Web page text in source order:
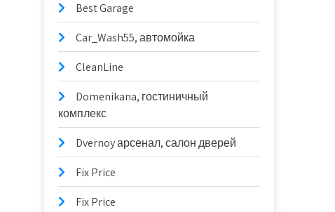
Best Garage
Car_Wash55, автомойка
CleanLine
Domenikana, гостиничный
комплекс
Dvernoy арсенал, салон дверей
Fix Price
Fix Price